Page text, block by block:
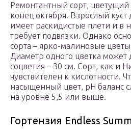
Ремонтантный сорт, цветущий
конец октября. Взрослый куст
имеет раскидистые плети и в
требует подвязки. Однако
сорта – ярко-малиновые
Диаметр одного цветка может
соцветия – 30 см. Сорт, как и
чувствителен к кислотности.
насыщенный цвет, pH баланс
на уровне 5,5 или выше.
Гортензия Endless